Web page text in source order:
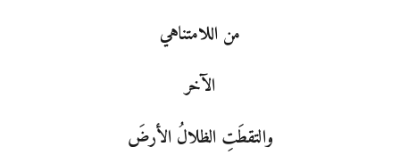
من اللامتناهي
الآخر
والتقطَتِ الظلالُ الأرضَ